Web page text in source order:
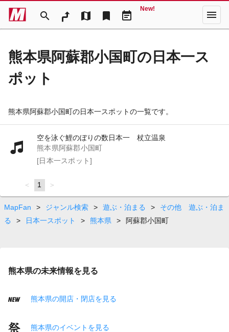
search map bookmark event_note
New! menu
熊本県阿蘇郡小国町の日本一ス
ポット
熊本県阿蘇郡小国町の日本一スポットの一覧です。
空を泳ぐ鯉のぼりの数日本一 杖立温泉
熊本県阿蘇郡小国町
[日本一スポット]
page
You're
on
page
1 page
MapFan > ジャンル検索 > 遊ぶ・泊まる >
その他 遊ぶ・泊ま
る
> 日本一スポット > 熊本県 > 阿蘇郡小国町
熊本県の未来情報を見る
熊本県の開店・閉店を見る
熊本県のイベントを見る